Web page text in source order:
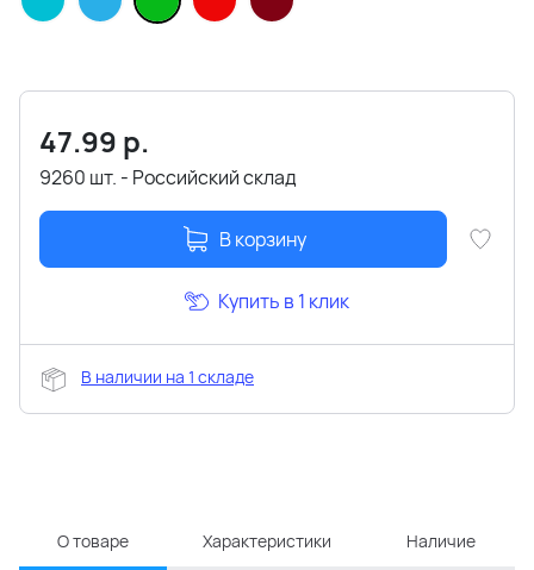
47.99 р.
9260 шт. - Российский склад
В корзину
Купить в 1 клик
В наличии на 1 складе
О товаре Характеристики Наличие